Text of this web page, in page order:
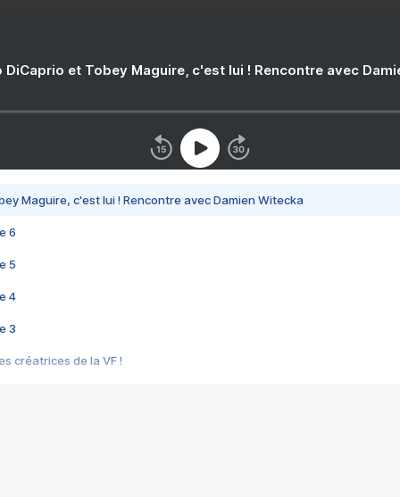
DiCaprio et Tobey Maguire, c'est lui ! Rencontre avec
Maguire, c'est lui ! Rencontre avec Damien Witecka
6
5
4
3
créatrices de la VF !